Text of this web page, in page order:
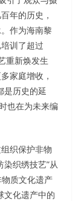
年的历史，
作为海南黎
训了超过
重新焕发生
家庭增收，
是历史的延
也在为未来编
织保护非物
织绣技艺”从
物质文化遗产
文化遗产中的